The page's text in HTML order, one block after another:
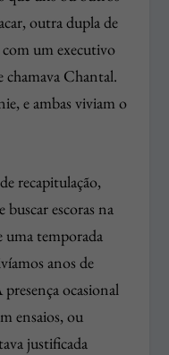
outra dupla de
com um executivo
chamava Chantal.
e ambas viviam o
recapitulação,
buscar escoras na
uma temporada
anos de
ocasional
ensaios, ou
justificada